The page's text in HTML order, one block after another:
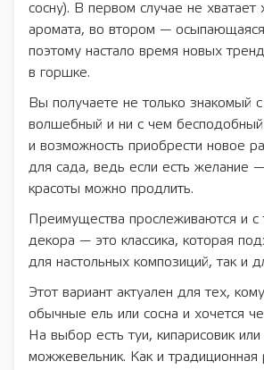
сосну). В первом случае не хватает
аромата, во втором —
поэтому настало время новых
в горшке.
Вы получаете не только знакомый с
волшебный и ни с чем бесподобный
и возможность приобрести новое
для сада, ведь если есть желание
красоты можно продлить.
Преимущества прослеживаются и с
декора — это классика, которая
для настольных композиций, так и
Этот вариант актуален для тех,
обычные ель или сосна и хочется
На выбор есть туи, кипарисовик или
можжевельник. Как и традиционная